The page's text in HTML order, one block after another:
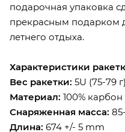
подарочная упаковка
прекрасным подарком
летнего отдыха.
Характеристики
Вес ракетки: 5U (75-79 г)
Материал: 100%
Снаряженная масса:
Длина: 674 +/- 5 mm